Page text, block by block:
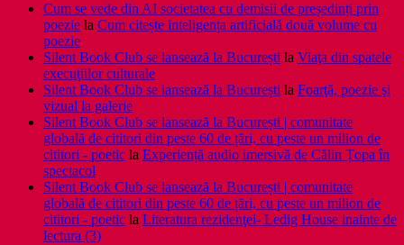
Cum se vede din AI societatea cu demisii de președinți prin
poezie la Cum citește inteligența artificială două volume cu
poezie
Silent Book Club se lansează la București la Viaţa din spatele
execuţiilor culturale
Silent Book Club se lansează la București la Foarţă, poezie şi
vizual la galerie
Silent Book Club se lansează la București | comunitate
globală de cititori din peste 60 de țări, cu peste un milion de
cititori - poetic la Experiență audio imersivă de Călin Țopa în
spectacol
Silent Book Club se lansează la București | comunitate
globală de cititori din peste 60 de țări, cu peste un milion de
cititori - poetic la Literatura rezidenţei- Ledig House inainte de
lectura (3)